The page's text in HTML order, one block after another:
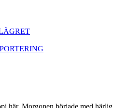
här. Morgonen började med härlig